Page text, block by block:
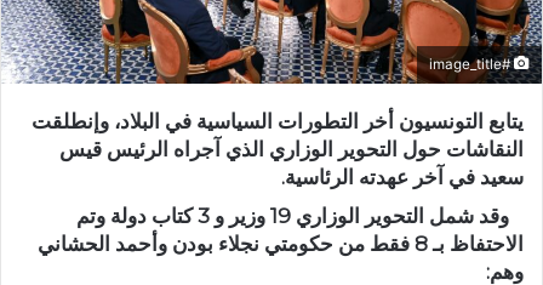
#image_title
يتابع التونسيون أخر التطورات السياسية في البلاد، وإنطلقت
النقاشات حول التحوير الوزاري الذي آجراه الرئيس قيس
سعيد في آخر عهدته الرئاسية.
وقد شمل التحوير الوزاري 19 وزير و 3 كتاب دولة وتم
الاحتفاظ بـ 8 فقط من حكومتي نجلاء بودن وأحمد الحشاني
وهم: